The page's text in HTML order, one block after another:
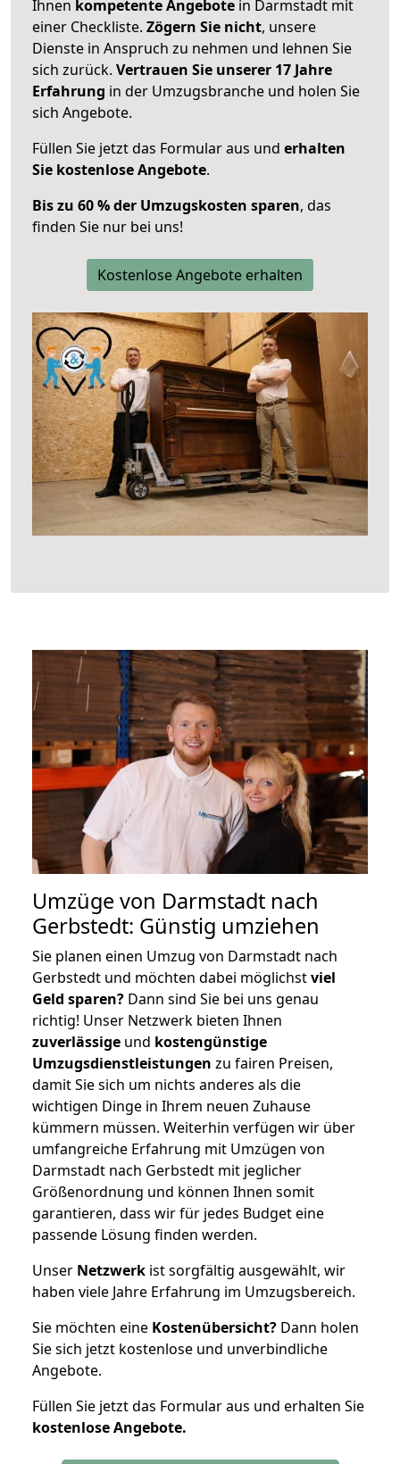
Ihnen kompetente Angebote in Darmstadt mit
einer Checkliste. Zögern Sie nicht, unsere
Dienste in Anspruch zu nehmen und lehnen Sie
sich zurück. Vertrauen Sie unserer 17 Jahre
Erfahrung in der Umzugsbranche und holen Sie
sich Angebote.
Füllen Sie jetzt das Formular aus und erhalten
Sie kostenlose Angebote.
Bis zu 60 % der Umzugskosten sparen, das
finden Sie nur bei uns!
Kostenlose Angebote erhalten
Umzüge von Darmstadt nach
Gerbstedt: Günstig umziehen
Sie planen einen Umzug von Darmstadt nach
Gerbstedt und möchten dabei möglichstviel
Geld sparen? Dann sind Sie bei uns genau
richtig! Unser Netzwerk bieten Ihnen
zuverlässige und kostengünstige
Umzugsdienstleistungen zu fairen Preisen,
damit Sie sich um nichts anderes als die
wichtigen Dinge in Ihrem neuen Zuhause
kümmern müssen. Weiterhin verfügen wir über
umfangreiche Erfahrung mit Umzügen von
Darmstadt nach Gerbstedt mit jeglicher
Größenordnung und können Ihnen somit
garantieren, dass wir für jedes Budget eine
passende Lösung finden werden.
Unser Netzwerk ist sorgfältig ausgewählt, wir
haben viele Jahre Erfahrung im Umzugsbereich.
Sie möchten eine Kostenübersicht? Dann holen
Sie sich jetzt kostenlose und unverbindliche
Angebote.
Füllen Sie jetzt das Formular aus und erhalten Sie
kostenloseAngebote.